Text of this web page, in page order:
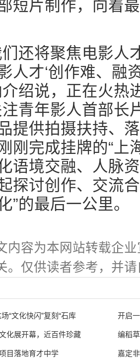
短片制作，向着
们还将聚焦电影人
人才‘创作难、融
绍说，正在火热
注青年影人首部长
提供拍摄扶持、
刚完成挂牌的“上
语境交融、人脉
探讨创作、交流
”的最后一公里。
内容为本网站转载企
。仅供读者参考，并
“文化快闪”复刻“石库 开启
化展开幕，近百件珍藏 编稻
目落地育才中学 嘉定